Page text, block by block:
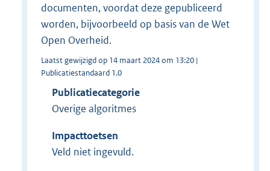
documenten, voordat deze gepubliceerd
worden, bijvoorbeeld op basis van de Wet
Open Overheid.
Laatst gewijzigd op 14 maart 2024 om 13:20 |
Publicatiestandaard 1.0
Publicatiecategorie
Overige algoritmes
Impacttoetsen
Veld niet ingevuld.